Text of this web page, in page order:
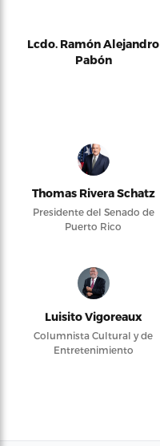
Lcdo. Ramón Alejandro
Pabón
Thomas Rivera Schatz
Presidente del Senado de
Puerto Rico
Luisito Vigoreaux
Columnista Cultural y de
Entretenimiento